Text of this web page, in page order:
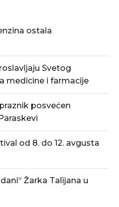
ostala
Svetog
medicine i farmacije
posvećen
od 8. do 12. avgusta
Žarka Talijana u